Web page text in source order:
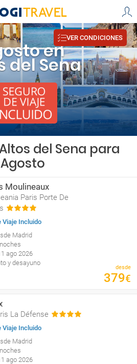
en
del Sena
VER CONDICIONES
del Sena para
Agosto
Moulineaux
Paris Porte De
Viaje Incluido
Madrid
ago 2026
y desayuno
desde
379€
La Défense
Viaje Incluido
Madrid
ago 2026